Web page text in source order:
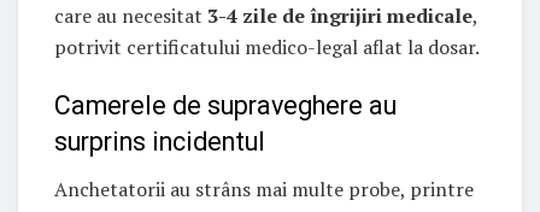
care au necesitat 3-4 zile de îngrijiri medicale,
potrivit certificatului medico-legal aflat la dosar.
Camerele de supraveghere au
surprins incidentul
Anchetatorii au strâns mai multe probe, printre